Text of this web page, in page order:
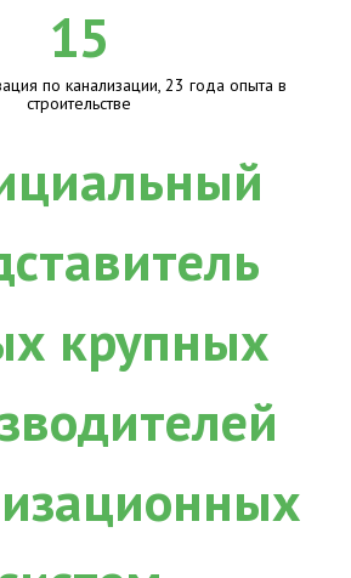
15
по канализации, 23 года опыта в
строительстве